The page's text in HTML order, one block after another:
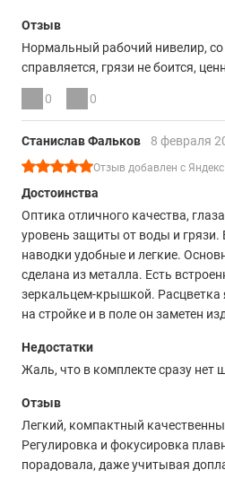
Отзыв
Нормальный рабочий нивелир, со
справляется, грязи не боится,
0 0
Станислав Фальков 8 февраля
Отзыв добавлен с
Достоинства
Оптика отличного качества,
уровень защиты от воды и грязи.
наводки удобные и легкие.
сделана из металла. Есть
зеркальцем-крышкой. Расцветка
на стройке и в поле он заметен
Недостатки
Жаль, что в комплекте сразу нет
Отзыв
Легкий, компактный
Регулировка и фокусировка
порадовала, даже учитывая